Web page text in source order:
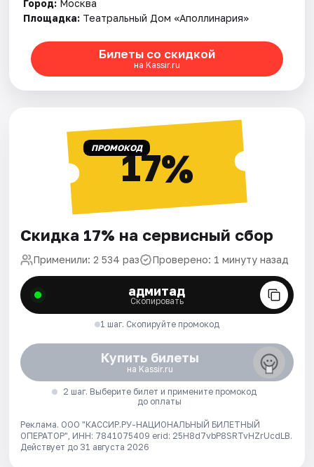
Рейтинги
Город: Москва
Площадка: Театральный Дом «Аполлинария»
Билеты со скидкой
на Kassir.ru
ПРОМОКОД17%
Скидка 17% на сервисный сбор
Применили: 2 534 раз Проверено: 1 минуту назад
адмитад
Скопировать
1 шаг. Скопируйте промокод
Купить билеты
на Kassir.ru
2 шаг. Выберите билет и примените промокод
до оплаты
Реклама. ООО "КАССИР.РУ-НАЦИОНАЛЬНЫЙ БИЛЕТНЫЙ
ОПЕРАТОР", ИНН: 7841075409 erid: 25H8d7vbP8SRTvHZrUcdLB.
Действует до 31 августа 2026